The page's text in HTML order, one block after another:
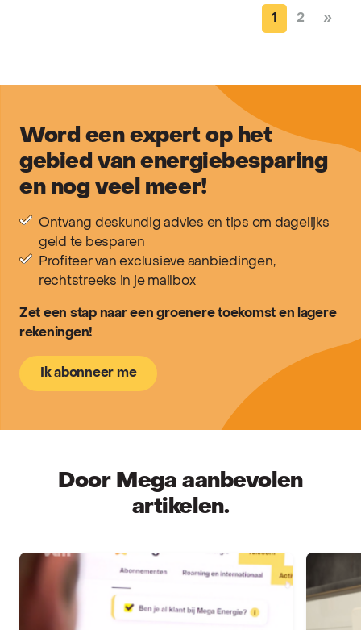
Posts
1 2 »
Word een expert op het
gebied van energiebesparing
en nog veel meer!
Ontvang deskundig advies en tips om dagelijks
geld te besparen
Profiteer van exclusieve aanbiedingen,
rechtstreeks in je mailbox
Zet een stap naar een groenere toekomst en lagere
rekeningen!
Ik abonneer me
Door Mega aanbevolen
artikelen.